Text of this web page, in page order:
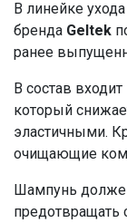
В линейке
бренда Geltek
ранее
В состав
который
эластичными.
очищающие
Шампунь
предотвращать